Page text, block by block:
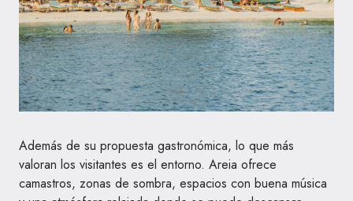
Además de su propuesta gastronómica, lo que más
valoran los visitantes es el entorno. Areia ofrece
camastros, zonas de sombra, espacios con buena música